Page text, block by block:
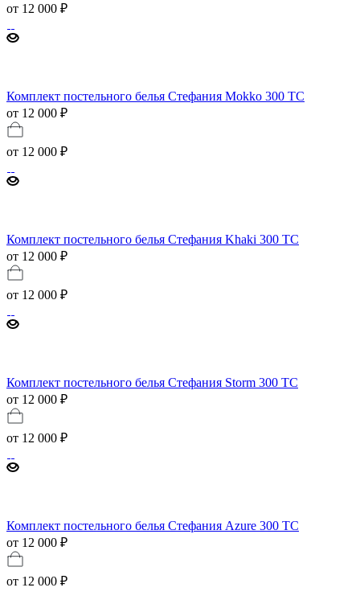
от 12 000 ₽
Комплект постельного белья Стефания Mokko 300 ТС
от 12 000 ₽
от 12 000 ₽
Комплект постельного белья Стефания Khaki 300 ТС
от 12 000 ₽
от 12 000 ₽
Комплект постельного белья Стефания Storm 300 ТС
от 12 000 ₽
от 12 000 ₽
Комплект постельного белья Стефания Azure 300 ТС
от 12 000 ₽
от 12 000 ₽